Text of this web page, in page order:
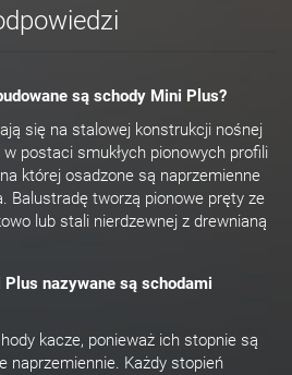
są schody Mini Plus?
się na stalowej konstrukcji nośnej
postaci smukłych pionowych profili
której osadzone są naprzemienne
Balustradę tworzą pionowe pręty ze
lub stali nierdzewnej z drewnianą
nazywane są schodami
kacze, ponieważ ich stopnie są
naprzemiennie. Każdy stopień